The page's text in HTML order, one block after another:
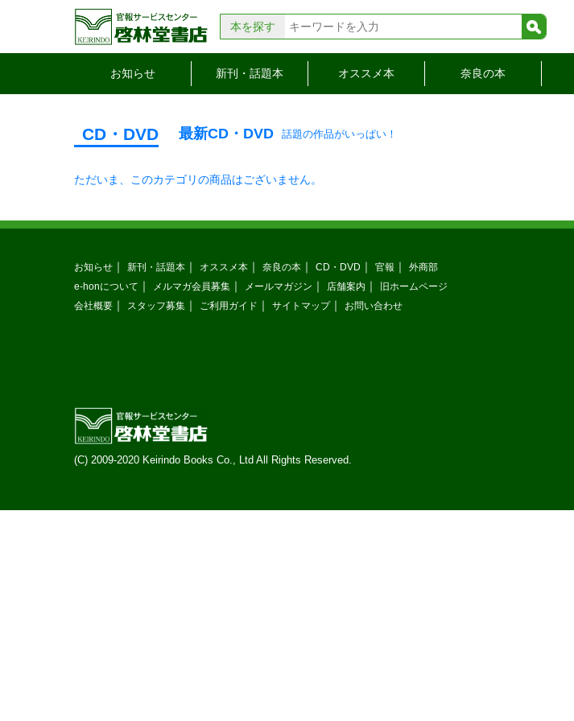
本を探す
お知らせ 新刊・話題本 オススメ本 奈良の本
CD・DVD 最新CD・DVD 話題の作品がいっぱい！
ただいま、このカテゴリの商品はございません。
お知らせ 新刊・話題本 オススメ本 奈良の本 CD・DVD 官報
外商部
e-honについて
メルマガ会員募集 メールマガジン 店舗案内
旧ホームページ
会社概要
スタッフ募集 ご利用ガイド サイトマップ お問い合わせ
(C) 2009-2020 Keirindo Books Co., Ltd All Rights Reserved.